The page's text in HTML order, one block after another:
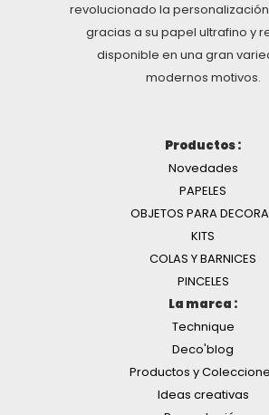
revolucionado la
gracias a su papel ultrafino y
disponible en una gran
modernos motivos.
Productos :
Novedades
PAPELES
OBJETOS PARA
KITS
COLAS Y BARNICES
PINCELES
La marca :
Technique
Deco'blog
Productos y
Ideas creativas